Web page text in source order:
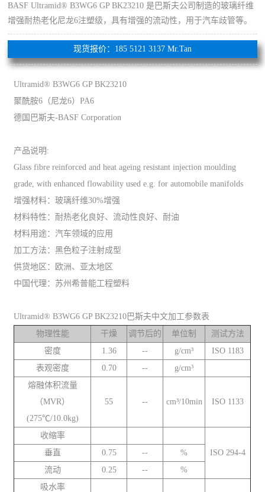
BASF Ultramid® B3WG6 GP BK23210 是巴斯夫公司制造的玻璃纤维
增强耐热老化尼龙6注塑级，具有增强的流动性，用于汽车歧管等。
现货报价：185 5121 3137 Mr.Tan
Ultramid® B3WG6 GP BK23210
聚酰胺6（尼龙6）PA6
德国巴斯夫-BASF Corporation
产品说明:
Glass fibre reinforced and heat ageing resistant injection moulding
grade, with enhanced flowability used e.g. for automobile manifolds
增强材料：玻璃纤维30%增强
材料特性：耐热老化良好、流动性良好、耐油
材料用途：汽车领域的应用
加工方法：黑色粒子注射成型
供货地区：欧洲、亚太地区
中国代理：苏州希普能工程塑料
Ultramid® B3WG6 GP BK23210巴斯夫中文加工参数表
物理性能
干燥 调节后的 单位制
测试方法
密度
1.36 -- g/cm³
ISO 1183
表观密度
0.70 --
g/cm³
熔融体积流量
（MVR）
(275℃/10.0kg)
55 -- cm³/10min ISO 1133
收缩率
ISO 294-4
垂直 0.75 --
%
流动
0.25 --
%
吸水率